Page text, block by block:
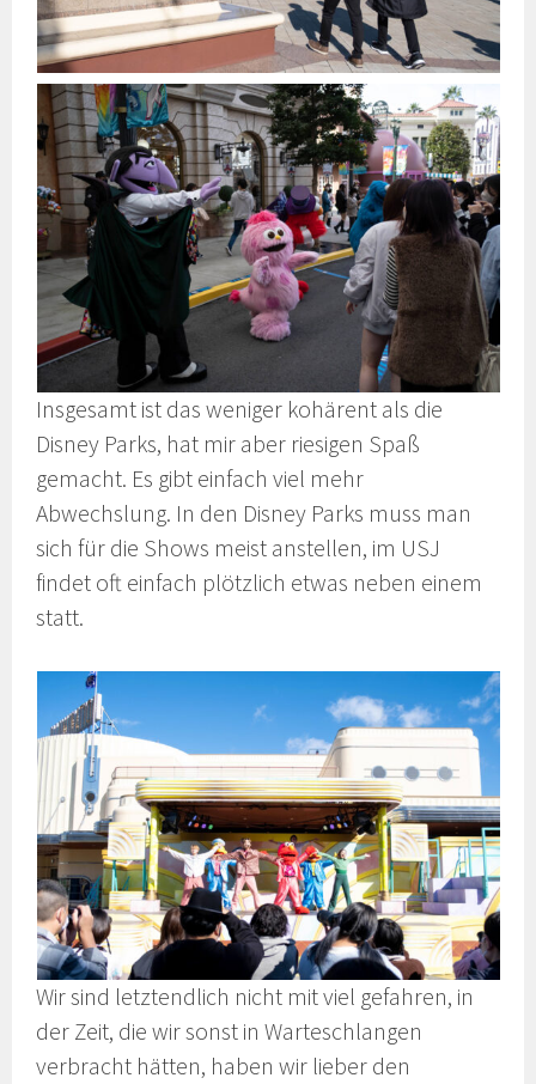
Insgesamt ist das weniger kohärent als die
Disney Parks, hat mir aber riesigen Spaß
gemacht. Es gibt einfach viel mehr
Abwechslung. In den Disney Parks muss man
sich für die Shows meist anstellen, im USJ
findet oft einfach plötzlich etwas neben einem
statt.
Wir sind letztendlich nicht mit viel gefahren, in
der Zeit, die wir sonst in Warteschlangen
verbracht hätten, haben wir lieber den